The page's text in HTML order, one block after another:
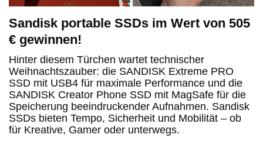
Sandisk portable SSDs im Wert von 505
€ gewinnen!
Hinter diesem Türchen wartet technischer
Weihnachtszauber: die SANDISK Extreme PRO
SSD mit USB4 für maximale Performance und die
SANDISK Creator Phone SSD mit MagSafe für die
Speicherung beeindruckender Aufnahmen. Sandisk
SSDs bieten Tempo, Sicherheit und Mobilität – ob
für Kreative, Gamer oder unterwegs.